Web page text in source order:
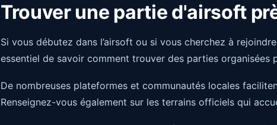
Trouver une partie d'airsoft
Si vous débutez dans l’airsoft ou si vous cherchez à
essentiel de savoir comment trouver des parties organisées
De nombreuses plateformes et communautés locales
Renseignez-vous également sur les terrains officiels qui